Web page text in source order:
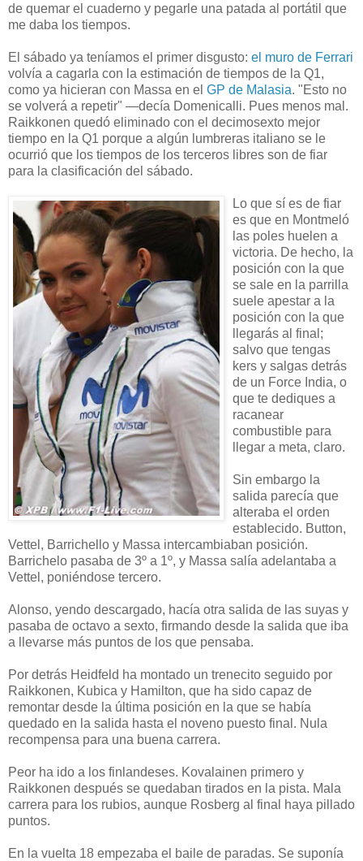
de quemar el cuaderno y pegarle una patada al portátil que
me daba los tiempos.
El sábado ya teníamos el primer disgusto: el muro de Ferrari
volvía a cagarla con la estimación de tiempos de la Q1,
como ya hicieran con Massa en el GP de Malasia. "Esto no
se volverá a repetir" —decía Domenicalli. Pues menos mal.
Raikkonen quedó eliminado con el decimosexto mejor
tiempo en la Q1 porque a algún lumbreras italiano se le
ocurrió que los tiempos de los terceros libres son de fiar
para la clasificación del sábado.
Lo que sí es de fiar
es que en Montmeló
las poles huelen a
victoria. De hecho, la
posición con la que
se sale en la parrilla
suele apestar a la
posición con la que
llegarás al final;
salvo que tengas
kers y salgas detrás
de un Force India, o
que te dediques a
racanear
combustible para
llegar a meta, claro.
Sin embargo la
salida parecía que
alteraba el orden
establecido. Button,
Vettel, Barrichello y Massa intercambiaban posición.
Barrichelo pasaba de 3º a 1º, y Massa salía adelantaba a
Vettel, poniéndose tercero.
Alonso, yendo descargado, hacía otra salida de las suyas y
pasaba de octavo a sexto, firmando desde la salida que iba
a llevarse más puntos de los que pensaba.
Por detrás Heidfeld ha montado un trenecito seguido por
Raikkonen, Kubica y Hamilton, que ha sido capaz de
remontar desde la última posición en la que se había
quedado en la salida hasta el noveno puesto final. Nula
recompensa para una buena carrera.
Peor ha ido a los finlandeses. Kovalainen primero y
Raikkonen después se quedaban tirados en la pista. Mala
carrera para los rubios, aunque Rosberg al final haya pillado
puntos.
En la vuelta 18 empezaba el baile de paradas. Se suponía